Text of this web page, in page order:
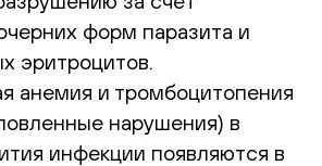
форм паразита и
эритроцитов.
анемия и тромбоцитопения
нарушения) в
инфекции появляются в